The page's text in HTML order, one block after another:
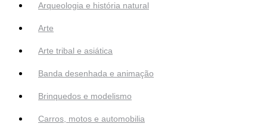
Arqueologia e história natural
Arte
Arte tribal e asiática
Banda desenhada e animação
Brinquedos e modelismo
Carros, motos e automobilia